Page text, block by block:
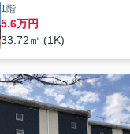
1階
5.6万円
33.72㎡ (1K)